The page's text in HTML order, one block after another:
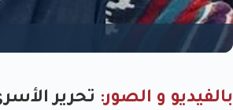
بالفيديو و الصور: تحرير